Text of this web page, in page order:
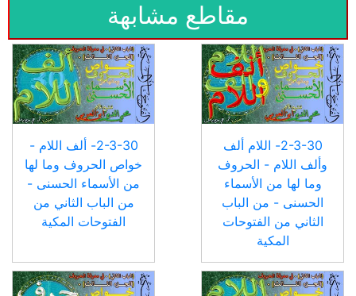
مقاطع مشابهة
2-3-30- اللام ألف
وألف اللام - الحروف
وما لها من الأسماء
الحسنى - من الباب
الثاني من الفتوحات
المكية
2-3-30- ألف اللام -
خواص الحروف وما لها
من الأسماء الحسنى -
من الباب الثاني من
الفتوحات المكية